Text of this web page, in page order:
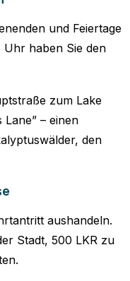
und Feiertage
haben Sie den
zum Lake
– einen
den
aushandeln.
Stadt, 500 LKR zu